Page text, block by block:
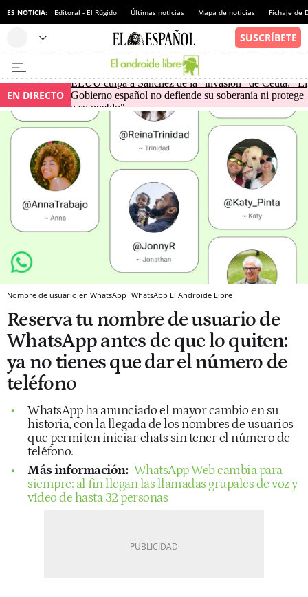
ES NOTICIA: Editoral - El Rúgido Últimas noticias Mapa de noticias Fichaje de
EN DIRECTO
EEUU culpa a Sánchez de la "invasión" de Ceuta: "El
Gobierno español no defiende su soberanía ni protege
a su pueblo"
Nombre de usuario en WhatsApp WhatsApp El Androide Libre
Reserva tu nombre de usuario de
WhatsApp antes de que lo quiten:
ya no tienes que dar el número de
teléfono
WhatsApp ha anunciado el mayor cambio en su
historia, con la llegada de los nombres de usuarios
que permiten iniciar chats sin tener el número de
teléfono.
Más información: WhatsApp Web cambia para
siempre: al fin llegan las llamadas grupales de voz y
vídeo de hasta 32 personas